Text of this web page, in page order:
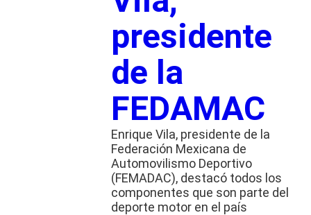
presidente
de la
FEDAMAC
Enrique Vila, presidente de la
Federación Mexicana de
Automovilismo Deportivo
(FEMADAC), destacó todos los
componentes que son parte del
deporte motor en el país